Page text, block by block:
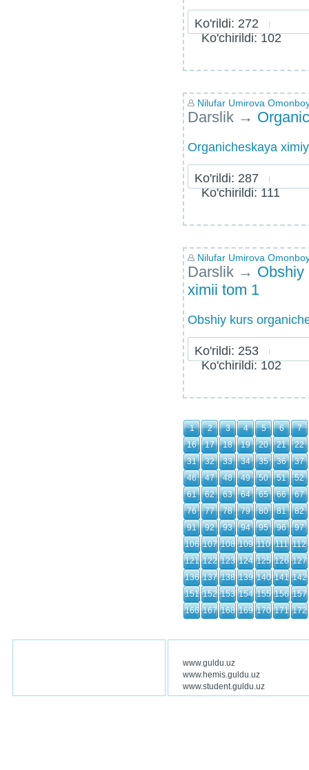
Ko'rildi: 272
Ko'chirildi: 102
Nilufar Umirova
Darslik →
Organicheskaya
Ko'rildi: 287
Ko'chirildi: 111
Nilufar Umirova
Darslik → Obshiy
ximii tom 1
Obshiy kurs
Ko'rildi: 253
Ko'chirildi: 102
1 2 3 4 5 6
7
16
17 18 19 20 21
22
31
32 33 34 35 36
37
46
47 48 49 50 51
52
61
62 63 64 65 66
67
76
77 78 79 80 81
82
91
92 93 94 95 96
97
106 107 108 109 110 111 112
121 122 123 124 125 126 127
136 137 138 139 140 141 142
151 152 153 154 155 156 157
166 167 168 169 170 171 172
www.guldu.uz
www.hemis.guldu.uz
www.student.guldu.uz